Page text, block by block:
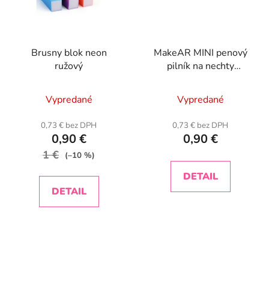
Brusny blok neon
ružový
Vypredané
0,73 € bez DPH
0,90 €
1 € (–10 %)
DETAIL
MakeAR MINI penový
pilník na nechty
Vypredané
0,73 € bez DPH
0,90 €
DETAIL